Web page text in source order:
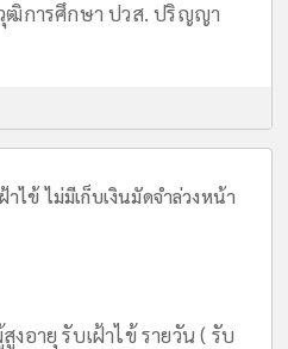
ฒิการศึกษา ปวส. ปริญญา
ไข้ ไม่มีเก็บเงินมัดจำล่วงหน้า
อายุ รับเฝ้าไข้ รายวัน ( รับ